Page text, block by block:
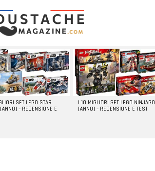
SET LEGO STAR
– RECENSIONE E
I 10 MIGLIORI SET LEGO NINJAGO
[ANNO] – RECENSIONE E TEST